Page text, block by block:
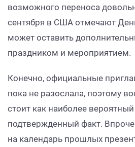
возможного переноса
сентября в США отмечают
может оставить
праздником и мероприятием.
Конечно, официальные
пока не разослала, поэтому
стоит как наиболее
подтвержденный факт.
на календарь прошлых